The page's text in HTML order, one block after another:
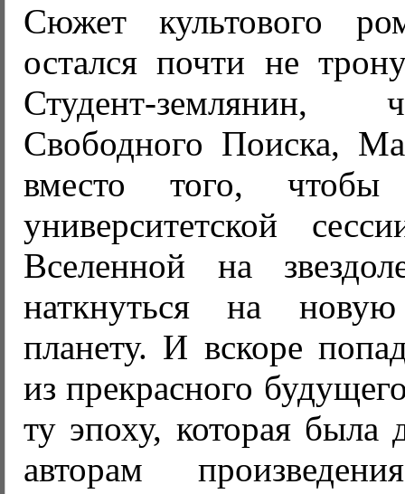
Сюжет культового
остался почти не
Студент-
Свободного Поиска,
вместо того, чтобы
университетской
Вселенной на
наткнуться на новую
планету. И вскоре
из прекрасного
ту эпоху, которая была
авторам